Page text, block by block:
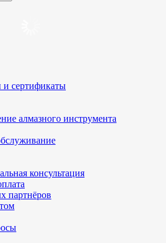
сертификаты
алмазного инструмента
консультация
партнёров